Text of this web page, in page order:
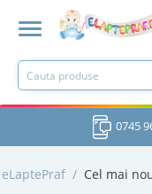
0745
eLaptePraf / Cel mai